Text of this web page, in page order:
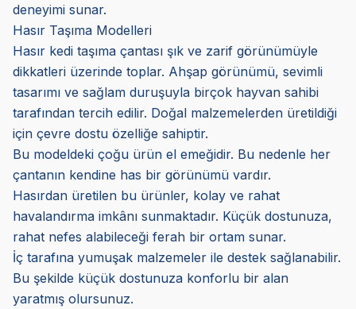
deneyimi sunar.
Hasır Taşıma Modelleri
Hasır kedi taşıma çantası şık ve zarif görünümüyle
dikkatleri üzerinde toplar. Ahşap görünümü, sevimli
tasarımı ve sağlam duruşuyla birçok hayvan sahibi
tarafından tercih edilir. Doğal malzemelerden üretildiği
için çevre dostu özelliğe sahiptir.
Bu modeldeki çoğu ürün el emeğidir. Bu nedenle her
çantanın kendine has bir görünümü vardır.
Hasırdan üretilen bu ürünler, kolay ve rahat
havalandırma imkânı sunmaktadır. Küçük dostunuza,
rahat nefes alabileceği ferah bir ortam sunar.
İç tarafına yumuşak malzemeler ile destek sağlanabilir.
Bu şekilde küçük dostunuza konforlu bir alan
yaratmış olursunuz.